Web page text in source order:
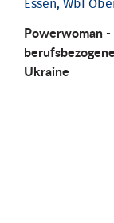
Essen, WbI
Powerwoman
Ukraine